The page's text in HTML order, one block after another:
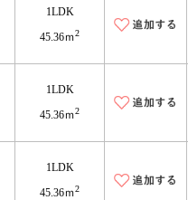
1LDK
45.36ｍ2
1LDK
45.36ｍ2
1LDK
45.36ｍ2